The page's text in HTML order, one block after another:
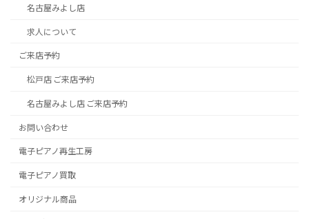
名古屋みよし店
求人について
ご来店予約
松戸店 ご来店予約
名古屋みよし店 ご来店予約
お問い合わせ
電子ピアノ再生工房
電子ピアノ買取
オリジナル商品